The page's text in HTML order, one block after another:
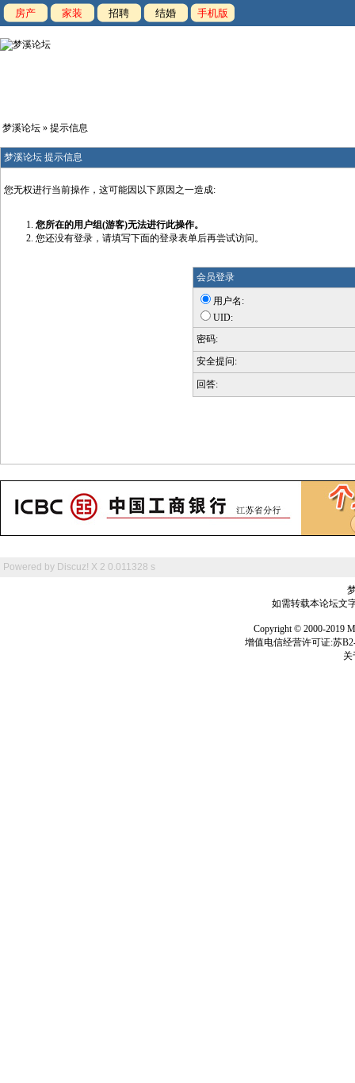
房产 家装 招聘 结婚 手机版
梦溪论坛 » 提示信息
梦溪论坛 提示信息
您无权进行当前操作，这可能因以下原因之一造成:
您所在的用户组(游客)无法进行此操作。
您还没有登录，请填写下面的登录表单后再尝试访问。
会员登录
用户名:
UID:
密码:
安全提问:
回答:
Powered by Discuz! X 2 0.011328 s
如需转载本论坛文
Copyright © 2000-2019
增值电信经营许可证:苏
关